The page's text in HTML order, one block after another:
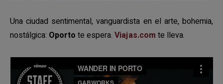
Una ciudad sentimental, vanguardista en el arte, bohemia,
nostálgica: Oporto te espera. Viajas.com te lleva.